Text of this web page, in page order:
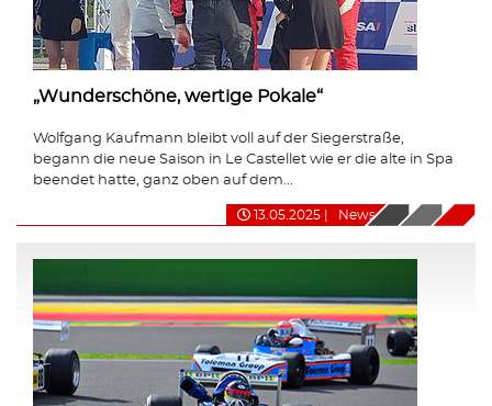
„Wunderschöne, wertige Pokale“
Wolfgang Kaufmann bleibt voll auf der Siegerstraße,
begann die neue Saison in Le Castellet wie er die alte in Spa
beendet hatte, ganz oben auf dem...
13.05.2025 News